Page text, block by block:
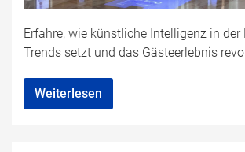
Erfahre, wie künstliche Intelligenz in der
Trends setzt und das Gästeerlebnis
Weiterlesen